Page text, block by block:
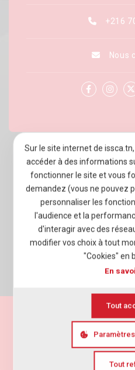
Sur le site internet de
accéder à des informations
fonctionner le site et vous
demandez (vous ne pouvez
personnaliser les
l'audience et la
d'interagir avec des
modifier vos choix à tout
"Cookies" en
En
Tout
Tout
À PROPOS D’ISSCA
VIE
+216
Nous
Politique
Agence web